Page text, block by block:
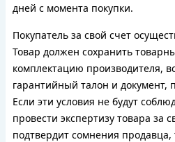
дней с момента покупки.
Покупатель за свой счет
Товар должен сохранить
комплектацию производителя,
гарантийный талон и
Если эти условия не будут
провести экспертизу товара за
подтвердит сомнения